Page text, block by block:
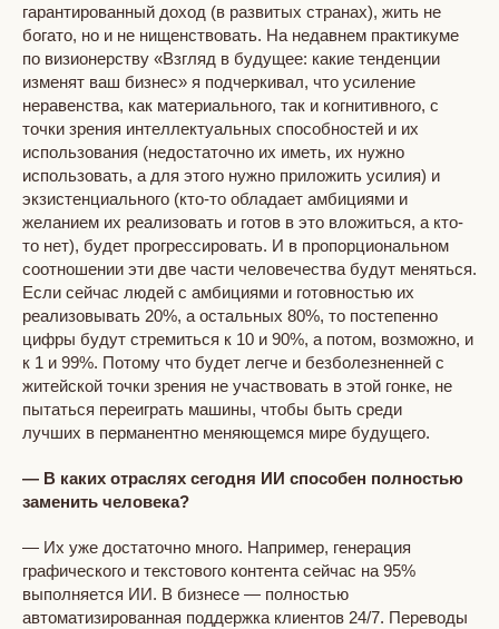
гарантированный доход (в развитых странах), жить не
богато, но и не нищенствовать. На недавнем практикуме
по визионерству «Взгляд в будущее: какие тенденции
изменят ваш бизнес» я подчеркивал, что усиление
неравенства, как материального, так и когнитивного, с
точки зрения интеллектуальных способностей и их
использования (недостаточно их иметь, их нужно
использовать, а для этого нужно приложить усилия) и
экзистенциального (кто-то обладает амбициями и
желанием их реализовать и готов в это вложиться, а кто-
то нет), будет прогрессировать. И в пропорциональном
соотношении эти две части человечества будут меняться.
Если сейчас людей с амбициями и готовностью их
реализовывать 20%, а остальных 80%, то постепенно
цифры будут стремиться к 10 и 90%, а потом, возможно, и
к 1 и 99%. Потому что будет легче и безболезненней с
житейской точки зрения не участвовать в этой гонке, не
пытаться переиграть машины, чтобы быть среди
лучших в перманентно меняющемся мире будущего.
— В каких отраслях сегодня ИИ способен полностью
заменить человека?
— Их уже достаточно много. Например, генерация
графического и текстового контента сейчас на 95%
выполняется ИИ. В бизнесе — полностью
автоматизированная поддержка клиентов 24/7. Переводы